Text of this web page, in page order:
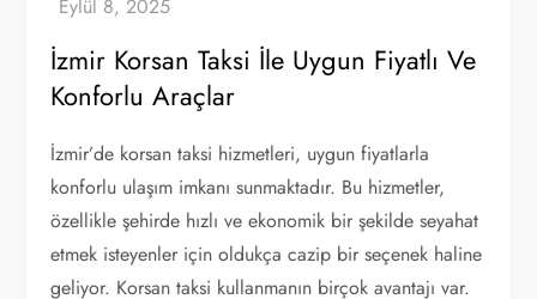
İzmir Korsan Taksi İle Uygun Fiyatlı Ve
Konforlu Araçlar
İzmir’de korsan taksi hizmetleri, uygun fiyatlarla
konforlu ulaşım imkanı sunmaktadır. Bu hizmetler,
özellikle şehirde hızlı ve ekonomik bir şekilde seyahat
etmek isteyenler için oldukça cazip bir seçenek haline
geliyor. Korsan taksi kullanmanın birçok avantajı var.